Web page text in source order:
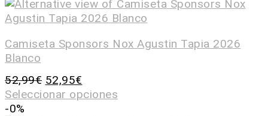
Camiseta Sponsors Nox Agustin Tapia 2026
Blanco
52,99€ 52,95€
Seleccionar opciones
-0%